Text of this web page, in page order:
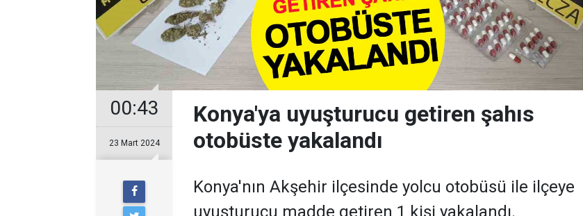
00:43
23 Mart 2024
Konya'ya uyuşturucu getiren şahıs
otobüste yakalandı
Konya'nın Akşehir ilçesinde yolcu otobüsü ile ilçeye
uyuşturucu madde getiren 1 kişi yakalandı.